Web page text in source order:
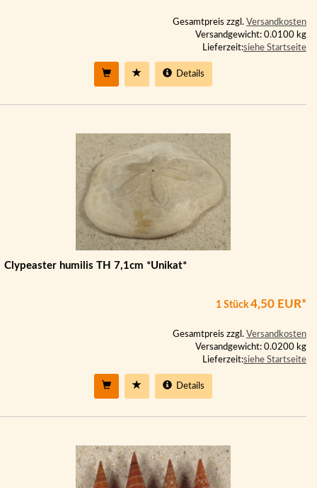
Gesamtpreis zzgl. Versandkosten
Versandgewicht: 0.0100 kg
Lieferzeit:siehe Startseite
Details
Clypeaster humilis TH 7,1cm *Unikat*
1 Stück 4,50 EUR*
Gesamtpreis zzgl. Versandkosten
Versandgewicht: 0.0200 kg
Lieferzeit:siehe Startseite
Details